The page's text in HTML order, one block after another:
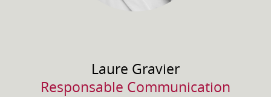
Laure Gravier
Responsable Communication